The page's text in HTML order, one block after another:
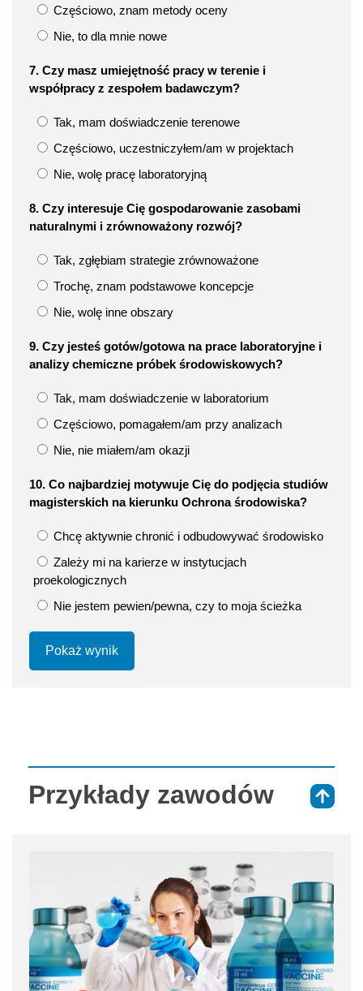
Częściowo, znam metody oceny
Nie, to dla mnie nowe
7. Czy masz umiejętność pracy w terenie i
współpracy z zespołem badawczym?
Tak, mam doświadczenie terenowe
Częściowo, uczestniczyłem/am w projektach
Nie, wolę pracę laboratoryjną
8. Czy interesuje Cię gospodarowanie zasobami
naturalnymi i zrównoważony rozwój?
Tak, zgłębiam strategie zrównoważone
Trochę, znam podstawowe koncepcje
Nie, wolę inne obszary
9. Czy jesteś gotów/gotowa na prace laboratoryjne i
analizy chemiczne próbek środowiskowych?
Tak, mam doświadczenie w laboratorium
Częściowo, pomagałem/am przy analizach
Nie, nie miałem/am okazji
10. Co najbardziej motywuje Cię do podjęcia studiów
magisterskich na kierunku Ochrona środowiska?
Chcę aktywnie chronić i odbudowywać środowisko
Zależy mi na karierze w instytucjach
proekologicznych
Nie jestem pewien/pewna, czy to moja ścieżka
Pokaż wynik
Przykłady zawodów